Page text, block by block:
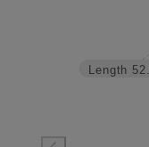
Length